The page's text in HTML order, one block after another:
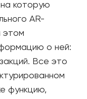
которую
AR-
этом
о ней:
Все это
функцию,